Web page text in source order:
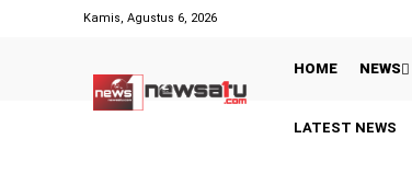
Kamis, Agustus 6, 2026
HOME NEWS
LATEST NEWS